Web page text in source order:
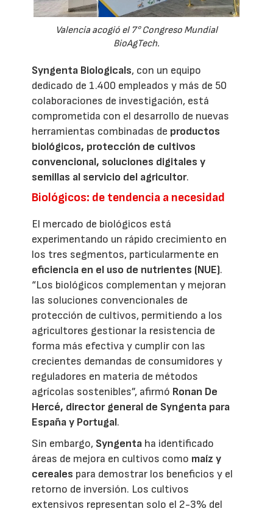
Valencia acogió el 7° Congreso Mundial
BioAgTech.
Syngenta Biologicals, con un equipo
dedicado de 1.400 empleados y más de 50
colaboraciones de investigación, está
comprometida con el desarrollo de nuevas
herramientas combinadas de productos
biológicos, protección de cultivos
convencional, soluciones digitales y
semillas al servicio del agricultor.
Biológicos: de tendencia a necesidad
El mercado de biológicos está
experimentando un rápido crecimiento en
los tres segmentos, particularmente en
eficiencia en el uso de nutrientes (NUE).
“Los biológicos complementan y mejoran
las soluciones convencionales de
protección de cultivos, permitiendo a los
agricultores gestionar la resistencia de
forma más efectiva y cumplir con las
crecientes demandas de consumidores y
reguladores en materia de métodos
agrícolas sostenibles”, afirmó Ronan De
Hercé, director general de Syngenta para
España y Portugal.
Sin embargo, Syngenta ha identificado
áreas de mejora en cultivos como maíz y
cereales para demostrar los beneficios y el
retorno de inversión. Los cultivos
extensivos representan solo el 2-3% del